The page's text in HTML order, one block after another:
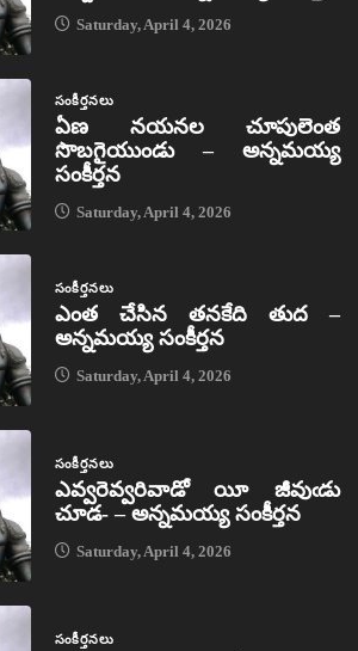
Saturday, April 4, 2026
సంకీర్తనలు
ఏణ నయనల చూపులెంత
సొబగైయుండు – అన్నమయ్య
సంకీర్తన
Saturday, April 4, 2026
సంకీర్తనలు
ఎంత చేసిన తనకేది తుద –
అన్నమయ్య సంకీర్తన
Saturday, April 4, 2026
సంకీర్తనలు
ఎవ్వరెవ్వరివాడో యీ జీవుఁడు
చూడ- – అన్నమయ్య సంకీర్తన
Saturday, April 4, 2026
సంకీర్తనలు